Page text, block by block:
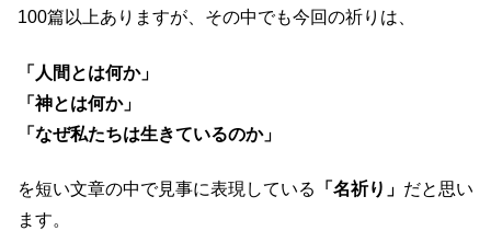
100篇以上ありますが、その中でも今回の祈りは、
「人間とは何か」
「神とは何か」
「なぜ私たちは生きているのか」
を短い文章の中で見事に表現している 「名祈り」 だと思い
ます。